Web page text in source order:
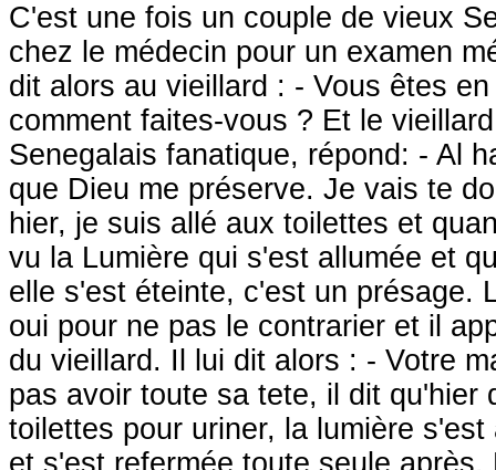
C'est une fois un couple de vieux
chez le médecin pour un examen
dit alors au vieillard : - Vous êtes
comment faites-vous ? Et le
Senegalais fanatique, répond: - Al
que Dieu me préserve. Je vais te
hier, je suis allé aux toilettes et
vu la Lumière qui s'est allumée et
elle s'est éteinte, c'est un présage.
oui pour ne pas le contrarier et il
du vieillard. Il lui dit alors : - Votre
pas avoir toute sa tete, il dit qu'hier
toilettes pour uriner, la lumière